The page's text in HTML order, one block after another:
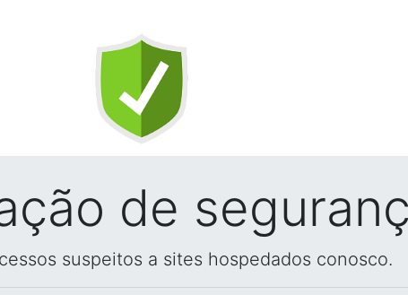
de
suspeitos a sites hospedados conosco.